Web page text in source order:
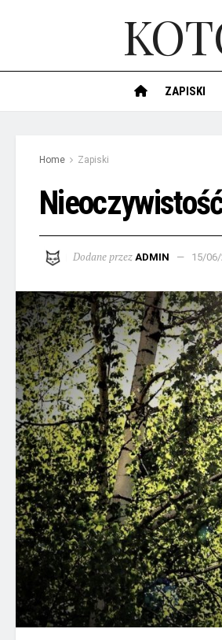
ZAPISKI
Home Zapiski
Dodane przez ADMIN 15/